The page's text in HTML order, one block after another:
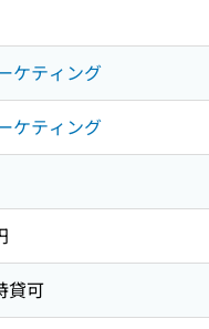
ケティング
ケティング
貸可